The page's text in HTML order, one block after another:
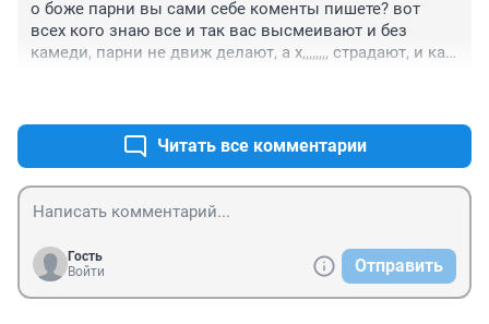
о боже парни вы сами себе коменты пишете? вот
всех кого знаю все и так вас высмеивают и без
камеди, парни не движ делают, а х,,,,,,,, страдают, и как
Читать все комментарии
Гость
Войти
Отправить